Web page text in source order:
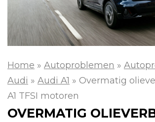
Home » Autoproblemen »
Audi » Audi A1 » Overmatig
A1 TFSI motoren
OVERMATIG